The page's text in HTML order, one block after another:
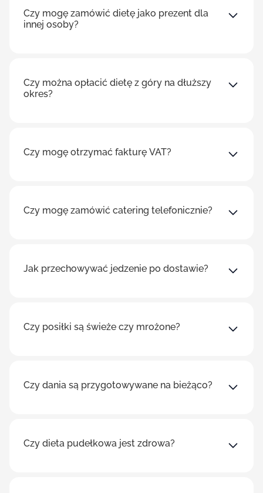
Czy mogę zamówić dietę jako prezent dla
innej osoby?
Czy można opłacić dietę z góry na dłuższy
okres?
Czy mogę otrzymać fakturę VAT?
Czy mogę zamówić catering telefonicznie?
Jak przechowywać jedzenie po dostawie?
Czy posiłki są świeże czy mrożone?
Czy dania są przygotowywane na bieżąco?
Czy dieta pudełkowa jest zdrowa?